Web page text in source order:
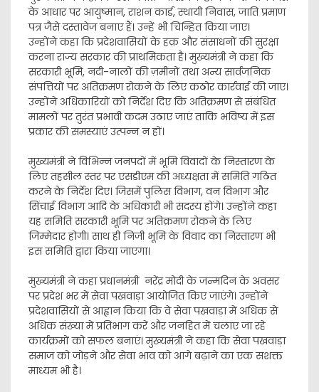
के आधार पर आयुष्मान, राशन कार्ड, स्थायी निवास, जाति प्रमाण
पत्र जैसे दस्तावेज बनाए हैं। उन्हें भी चिन्हित किया जाए।
उन्होंने कहा कि प्रदेशवासियों के हक़ और संसाधनों की सुरक्षा
करना राज्य सरकार की प्राथमिकता है। मुख्यमंत्री ने कहा कि
सरकारी भूमि, नदी-नालों की ज़मीनों तथा अन्य सार्वजनिक
संपत्तियों पर अतिक्रमण रोकने के लिए कठोर कार्रवाई की जाए।
उन्होंने अधिकारियों को निर्देश दिए कि अतिक्रमण से संबंधित
मामलों पर तुरंत प्रभावी कदम उठाए जाएं ताकि भविष्य में इस
प्रकार की समस्याएं उत्पन्न न हों।
मुख्यमंत्री ने विभिन्न जनपदों में भूमि विवादों के निस्तारण के
लिए तहसील स्तर पर एसडीएम की अध्यक्षता में समिति गठित
करने के निर्देश दिए। जिसमें पुलिस विभाग, वन विभाग और
सिंचाई विभाग आदि के अधिकारी भी सदस्य होंगे। उन्होंने कहा
यह समिति सरकारी भूमि पर अतिक्रमण रोकने के लिए
जिम्मेदार होगी। साथ ही निजी भूमि के विवाद का निस्तारण भी
इस समिति द्वारा किया जाएगा।
मुख्यमंत्री ने कहा प्रधानमंत्री नरेंद्र मोदी के जन्मदिन के अवसर
पर प्रदेश भर में सेवा पखवाड़ा आयोजित किए जाएंगे। उन्होंने
प्रदेशवासियों से आह्वान किया कि वे सेवा पखवाड़ा में अधिक से
अधिक संख्या में प्रतिभाग करें और जनहित में चलाए जा रहे
कार्यक्रमों को सफल बनाएं। मुख्यमंत्री ने कहा कि सेवा पखवाड़ा
समाज को जोड़ने और सेवा भाव को आगे बढ़ाने का एक सशक्त
माध्यम भी है।